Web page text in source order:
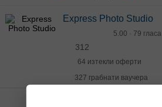
Express Photo Studio
5.00 · 79 гласа
312
64 изтекли оферти
327 грабнати ваучера